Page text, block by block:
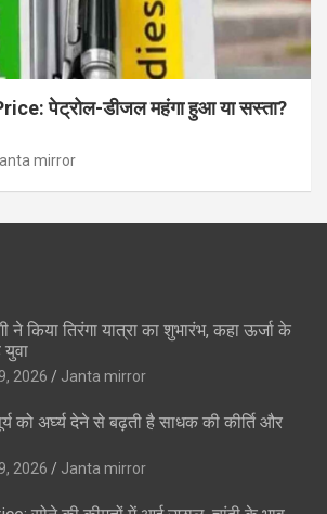
पेट्रोल-डीजल महंगा हुआ या सस्ता?
mirror
ने किया तिरंगा यात्रा का शुभारंभ, कहा ऊर्जा के
2026 Janta mirror
को अर्घ्य देने से बढ़ती है साधक की कीर्ति और
2026 Janta mirror